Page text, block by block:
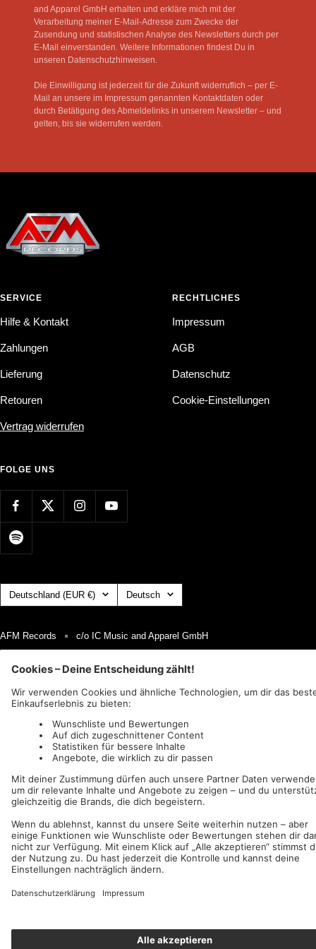
and Apparel GmbH erhalten und erkläre mich mit der
Verarbeitung meiner E-Mail-Adresse zum Zwecke der
Zusendung und statistischen Analyse des Newsletters durch per
E-Mail einverstanden. Weitere Informationen findest Du in
unseren Datenschutzhinweisen.
Die Einwilligung ist jederzeit für die Zukunft widerruflich – per E-
Mail an unsere im Impressum genannten Kontaktdaten oder
durch Betätigung des Abmeldelinks in unserem Newsletter – und
gelten, bis sie widerrufen werden.
SERVICE
Hilfe & Kontakt
Zahlungen
Lieferung
Retouren
Vertrag widerrufen
RECHTLICHES
Impressum
AGB
Datenschutz
Cookie-Einstellungen
FOLGE UNS
Land/Region Deutschland (EUR €) Sprache
Deutsch
AFM Records c/o IC Music and Apparel GmbH
Wir akzeptieren